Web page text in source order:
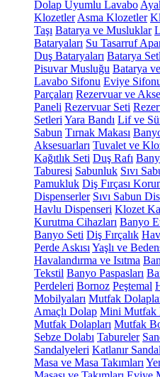
Dolap Uyumlu Lavabo
Klozetler Asma Klozetler
Taşı Batarya ve Musluklar
Bataryaları Su Tasarruf
Duş Bataryaları Batarya
Pisuvar Musluğu Batarya
Lavabo Sifonu Eviye
Parçaları Rezervuar ve
Paneli Rezervuar Seti
Setleri Yara Bandı Lif ve
Sabun Tırnak Makası
Aksesuarları Tuvalet ve
Kağıtlık Seti Duş Rafı
Taburesi Sabunluk Sıvı
Pamukluk Diş Fırçası
Dispenserler Sıvı Sabun
Havlu Dispenseri Klozet
Kurutma Cihazları Banyo
Banyo Seti Diş Fırçalık
Perde Askısı Yaşlı ve
Havalandırma ve Isıtma
Tekstil Banyo Paspasları
Perdeleri Bornoz Peştemal
Mobilyaları Mutfak
Amaçlı Dolap Mini Mutfak
Mutfak Dolapları Mutfak
Sebze Dolabı Tabureler
Sandalyeleri Katlanır
Masa ve Masa Takımları